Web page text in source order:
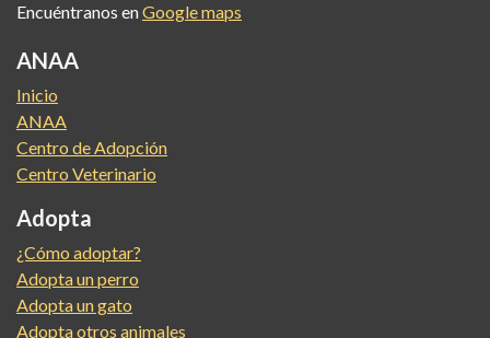
Encuéntranos enGoogle maps
ANAA
Inicio
ANAA
Centro de Adopción
Centro Veterinario
Adopta
¿Cómo adoptar?
Adopta un perro
Adopta un gato
Adopta otros animales